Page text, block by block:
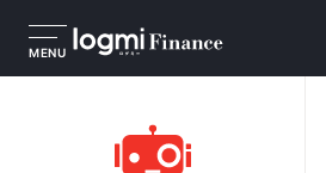
MENU